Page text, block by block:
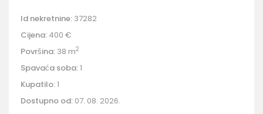
Id nekretnine: 37282
Cijena: 400 €
Površina: 38 m2
Spavaća soba:1
Kupatilo:1
Dostupno od: 07. 08. 2026.